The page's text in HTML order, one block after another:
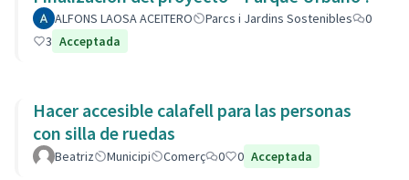
ALFONS LAOSA ACEITERO Parcs i Jardins Sostenibles
0
3 Acceptada
Hacer accesible calafell para las personas
con silla de ruedas
Beatriz Municipi Comerç 0 0 Acceptada